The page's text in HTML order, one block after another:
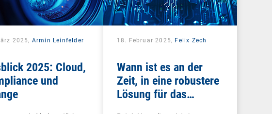
2025, Armin Leinfelder
2025: Cloud,
und
18. Februar 2025, Felix Zech
Wann ist es an der
Zeit, in eine robustere
Lösung für das